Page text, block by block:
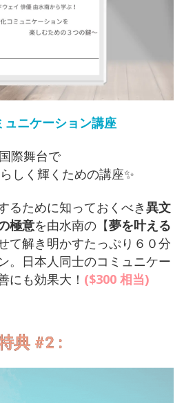
ュニケーション講座
国際舞台で
しく輝くための講座✨
るために知っておくべき異文
極意を由水南の【夢を叶える
て解き明かすたっぷり６０分
。
日本人同士のコミュニケー
にも効果大！ ($300 相当)
典 #2 :